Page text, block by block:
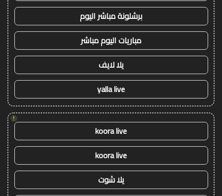
برشلونة مباشر اليوم
مباريات اليوم مباشر
يلا لايف
yalla live
!
koora live
koora live
يلا شوت